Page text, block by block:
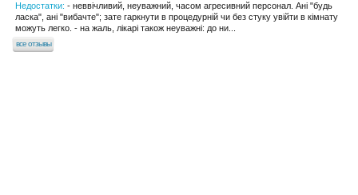
Недостатки: - неввічливий, неуважний, часом агресивний персонал. Ані "будь
ласка", ані "вибачте"; зате гаркнути в процедурній чи без стуку увійти в кімнату
можуть легко. - на жаль, лікарі також неуважні: до ни...
все отзывы